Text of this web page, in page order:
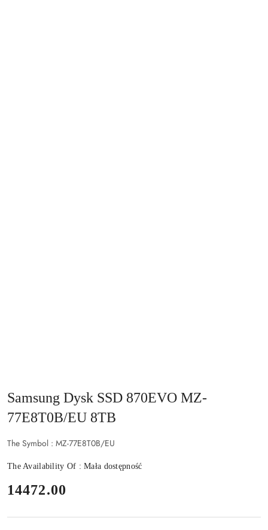
Samsung Dysk SSD 870EVO MZ-
77E8T0B/EU 8TB
The Symbol : MZ-77E8T0B/EU
The Availability Of :Mała dostępność
price:
14472.00